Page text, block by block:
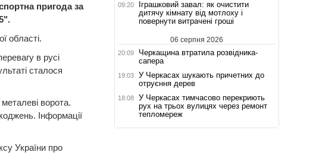
пригода за
області.
в русі
сталося
ворота.
Інформації
України про
09:20
Іграшковий завал: як очистити
дитячу кімнату від мотлоху і
повернути витрачені гроші
06 серпня 2026
20:09
Черкащина втратила розвідника-
сапера
19:03
У Черкасах шукають причетних до
отруєння дерев
18:08
У Черкасах тимчасово перекриють
рух на трьох вулицях через ремонт
тепломереж